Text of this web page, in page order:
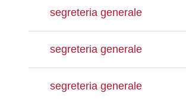
segreteria generale
segreteria generale
segreteria generale